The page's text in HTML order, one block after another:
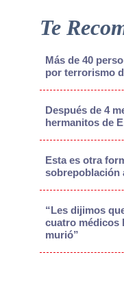
Te
Más de 40
por terrorismo
Después de 4
hermanitos de
Esta es otra
sobrepoblación
“Les dijimos
cuatro médicos
murió”